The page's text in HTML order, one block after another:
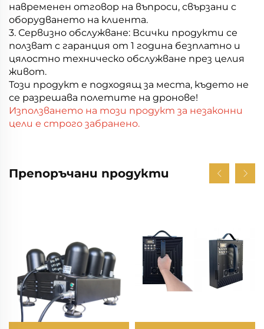
навременен отговор на въпроси, свързани с
оборудването на клиента.
3. Сервизно обслужване: Всички продукти се
ползват с гаранция от 1 година безплатно и
цялостно техническо обслужване през целия
живот.
Този продукт е подходящ за места, където не
се разрешава полетите на дронове!
Използването на този продукт за незаконни
цели е строго забранено.
Препоръчани продукти